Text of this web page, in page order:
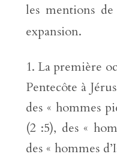
les mentions de
expansion.
La première
Pentecôte à
des « hommes
(2 :5), des «
des « hommes